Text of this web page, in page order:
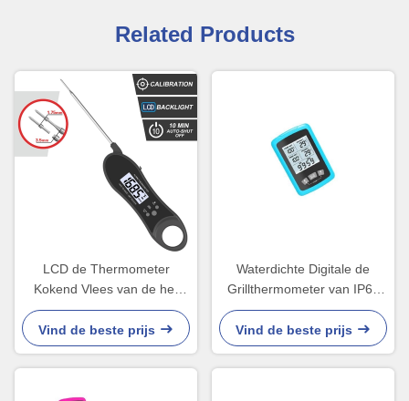
Related Products
LCD de Thermometer
Kokend Vlees van de het
Scherm Digitaal BARBECUE
met Waterdichte IP65
Vind de beste prijs
Waterdichte Digitale de
Grillthermometer van IP66
met de Dubbele Sondes van
SS304
Vind de beste prijs